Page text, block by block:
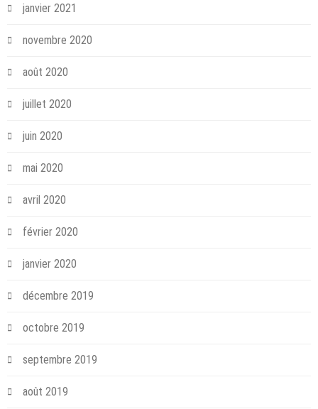
janvier 2021
novembre 2020
août 2020
juillet 2020
juin 2020
mai 2020
avril 2020
février 2020
janvier 2020
décembre 2019
octobre 2019
septembre 2019
août 2019